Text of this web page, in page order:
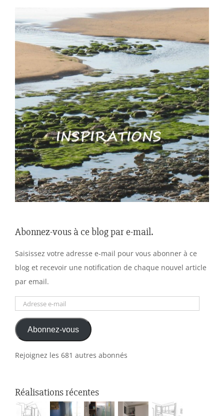
Abonnez-vous à ce blog par e-mail.
Saisissez votre adresse e-mail pour vous abonner à ce
blog et recevoir une notification de chaque nouvel article
par email.
Adresse
mailAbonnez-vous
Rejoignez les 681 autres abonnés
Réalisations récentes